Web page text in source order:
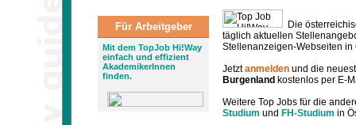
Für Arbeitgeber
Mit dem TopJob Hi!Way
einfach und effizient
AkademikerInnen
finden.
Die
täglich aktuellen
Stellenanzeigen-Webseiten in
Jetztanmelden und die
Burgenland kostenlos per E-
Weitere Top Jobs für die
Studium und FH-Studium in